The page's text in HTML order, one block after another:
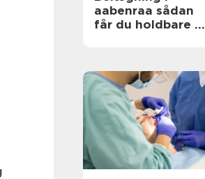
aabenraa sådan
får du holdbare og